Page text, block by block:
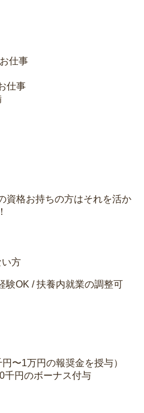
仕事
仕事
資格お持ちの方はそれを活か
方
験OK / 扶養内就業の調整可
〜1万円の報奨金を授与）
千円のボーナス付与